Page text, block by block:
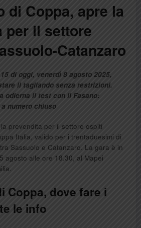
di Coppa, apre la
per il settore
Catanzaro
di oggi, venerdì 8 agosto 2025,
il tagliando senza restrizioni.
odierna il test con il Fasano:
numero chiuso
prevendita per il settore ospiti
Italia, valido per i trentaduesimi di
Sassuolo e Catanzaro. La gara è in
agosto alle ore 18.30, al Mapei
Coppa, dove fare i
le info